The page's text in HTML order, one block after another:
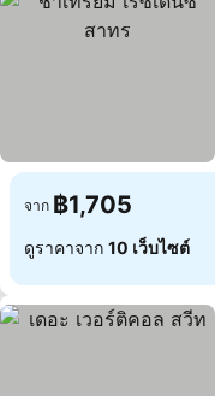
จาก ฿1,705
ดูราคาจาก 10 เว็บไซต์